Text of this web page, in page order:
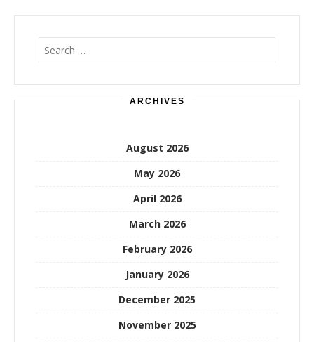
Search
for:
ARCHIVES
August 2026
May 2026
April 2026
March 2026
February 2026
January 2026
December 2025
November 2025